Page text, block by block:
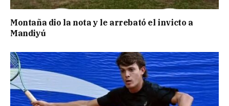
Montaña dio la nota y le arrebató el invicto a
Mandiyú